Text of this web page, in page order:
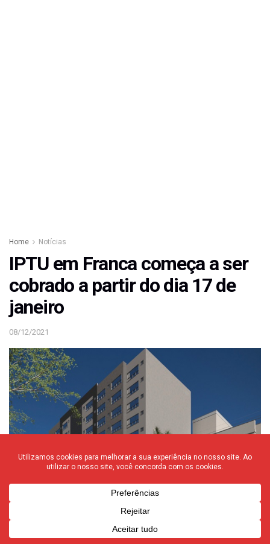
Home Notícias
IPTU em Franca começa a ser
cobrado a partir do dia 17 de
janeiro
08/12/2021